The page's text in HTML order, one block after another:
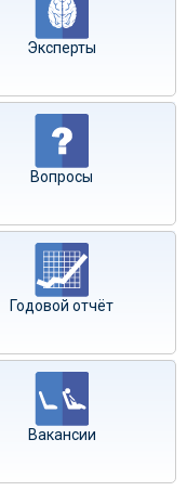
Эксперты
Вопросы
Годовой отчёт
Вакансии